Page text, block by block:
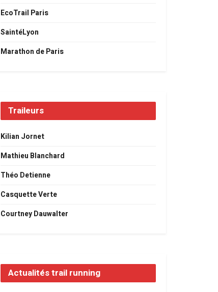
EcoTrail Paris
SaintéLyon
Marathon de Paris
Traileurs
Kilian Jornet
Mathieu Blanchard
Théo Detienne
Casquette Verte
Courtney Dauwalter
Actualités trail running